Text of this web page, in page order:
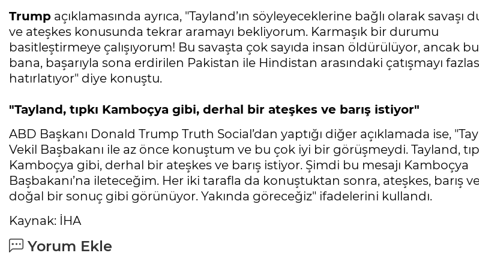
Trump açıklamasında ayrıca, "Tayland’ın söyleyeceklerine bağlı olarak savaşı
ve ateşkes konusunda tekrar aramayı bekliyorum. Karmaşık bir durumu
basitleştirmeye çalışıyorum! Bu savaşta çok sayıda insan öldürülüyor, ancak
bana, başarıyla sona erdirilen Pakistan ile Hindistan arasındaki çatışmayı
hatırlatıyor" diye konuştu.
"Tayland, tıpkı Kamboçya gibi, derhal bir ateşkes ve barış istiyor"
ABD Başkanı Donald Trump Truth Social’dan yaptığı diğer açıklamada ise,
Vekil Başbakanı ile az önce konuştum ve bu çok iyi bir görüşmeydi. Tayland,
Kamboçya gibi, derhal bir ateşkes ve barış istiyor. Şimdi bu mesajı Kamboçya
Başbakanı’na ileteceğim. Her iki tarafla da konuştuktan sonra, ateşkes, barış
doğal bir sonuç gibi görünüyor. Yakında göreceğiz" ifadelerini kullandı.
Kaynak: İHA
Yorum Ekle